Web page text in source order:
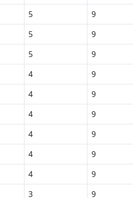
5 9
5 9
5 9
4 9
4 9
4 9
4 9
4 9
4 9
3 9